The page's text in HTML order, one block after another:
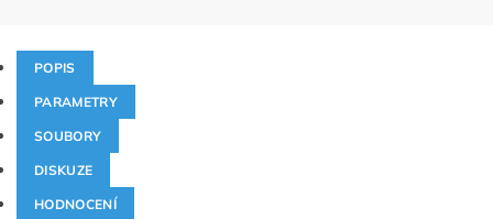
POPIS
PARAMETRY
SOUBORY
DISKUZE
HODNOCENÍ